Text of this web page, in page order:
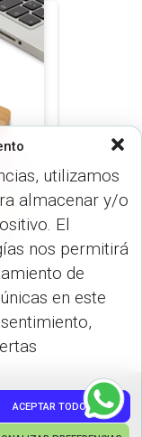
utilizamos
almacenar y/o
El
nos permitirá
de
en este
ACEPTAR TODO